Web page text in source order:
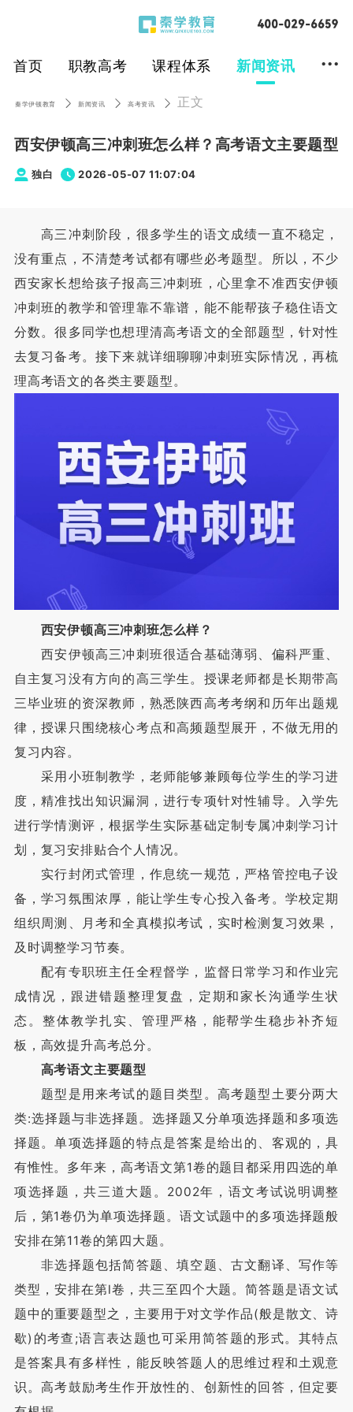
首页 职教高考 课程体系 新闻资讯 ...
秦学伊顿教育 新闻资讯 高考资讯 正文
西安伊顿高三冲刺班怎么样？高考语文主要题型
独白 2026-05-07 11:07:04
高三冲刺阶段，很多学生的语文成绩一直不稳定，
没有重点，不清楚考试都有哪些必考题型。所以，不少
西安家长想给孩子报高三冲刺班，心里拿不准西安伊顿
冲刺班的教学和管理靠不靠谱，能不能帮孩子稳住语文
分数。很多同学也想理清高考语文的全部题型，针对性
去复习备考。接下来就详细聊聊冲刺班实际情况，再梳
理高考语文的各类主要题型。
西安伊顿高三冲刺班怎么样？
西安伊顿高三冲刺班很适合基础薄弱、偏科严重、
自主复习没有方向的高三学生。授课老师都是长期带高
三毕业班的资深教师，熟悉陕西高考考纲和历年出题规
律，授课只围绕核心考点和高频题型展开，不做无用的
复习内容。
采用小班制教学，老师能够兼顾每位学生的学习进
度，精准找出知识漏洞，进行专项针对性辅导。入学先
进行学情测评，根据学生实际基础定制专属冲刺学习计
划，复习安排贴合个人情况。
实行封闭式管理，作息统一规范，严格管控电子设
备，学习氛围浓厚，能让学生专心投入备考。学校定期
组织周测、月考和全真模拟考试，实时检测复习效果，
及时调整学习节奏。
配有专职班主任全程督学，监督日常学习和作业完
成情况，跟进错题整理复盘，定期和家长沟通学生状
态。整体教学扎实、管理严格，能帮学生稳步补齐短
板，高效提升高考总分。
高考语文主要题型
题型是用来考试的题目类型。高考题型土要分两大
类:选择题与非选择题。选择题又分单项选择题和多项选
择题。单项选择题的特点是答案是给出的、客观的，具
有惟性。多年来，高考语文第1卷的题目都采用四选的单
项选择题，共三道大题。2002年，语文考试说明调整
后，第1卷仍为单项选择题。语文试题中的多项选择题般
安排在第11卷的第四大题。
非选择题包括简答题、填空题、古文翻译、写作等
类型，安排在第l卷，共三至四个大题。简答题是语文试
题中的重要题型之，主要用于对文学作品(般是散文、诗
歇)的考查;语言表达题也可采用简答题的形式。其特点
是答案具有多样性，能反映答题人的思维过程和土观意
识。高考鼓励考生作开放性的、创新性的回答，但定要